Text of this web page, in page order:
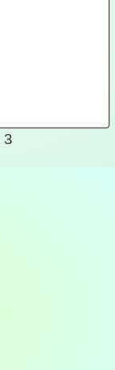
3